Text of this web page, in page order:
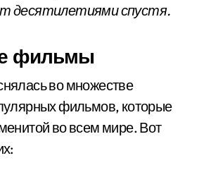
десятилетиями спустя.
фильмы
во множестве
фильмов, которые
во всем мире. Вот